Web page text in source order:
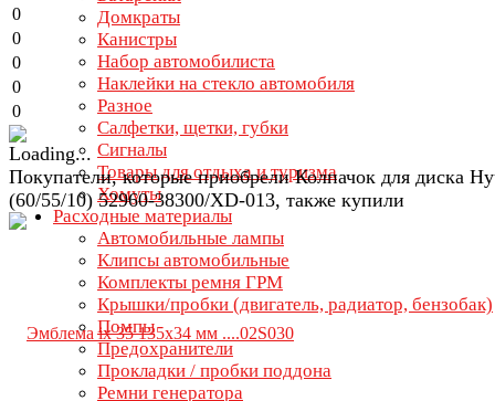
Домкраты
Канистры
Набор автомобилиста
Наклейки на стекло автомобиля
Разное
Салфетки, щетки, губки
Сигналы
Товары для отдыха и туризма
Хомуты
Расходные материалы
Автомобильные лампы
Клипсы автомобильные
Комплекты ремня ГРМ
Крышки/пробки (двигатель, радиатор, бензобак)
Помпы
Предохранители
Прокладки / пробки поддона
Ремни генератора
0
0
0
0
0
Покупатели, которые приобрели Колпачок для диска
(60/55/10) 52960-38300/XD-013, также купили